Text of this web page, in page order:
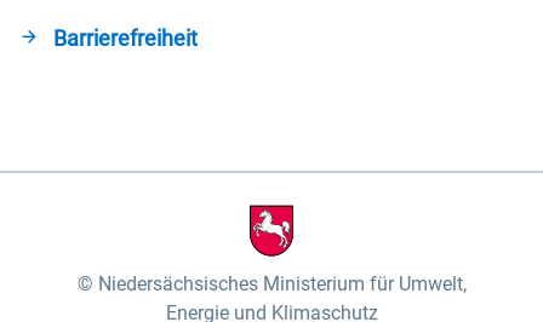
Barrierefreiheit
Niedersächsisches Ministerium für Umwelt,
Energie und Klimaschutz